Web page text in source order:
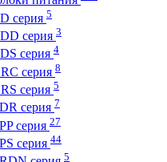
серия 5
серия 3
серия 4
серия 8
серия 5
серия 7
серия 27
серия 44
5